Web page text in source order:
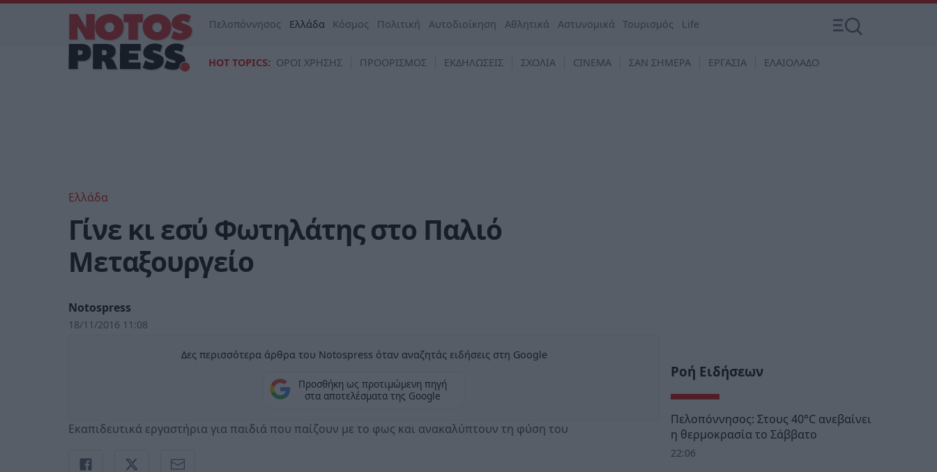
Πελοπόννησος Ελλάδα Κόσμος Πολιτική Αυτοδιοίκηση Αθλητικά Αστυνομικά Τουρισμός Life
HOT TOPICS: ΟΡΟΙ ΧΡΗΣΗΣ ΠΡΟΟΡΙΣΜΟΣ ΕΚΔΗΛΩΣΕΙΣ ΣΧΟΛΙΑ CINEMA ΣΑΝ ΣΗΜΕΡΑ ΕΡΓΑΣΙΑ ΕΛΑΙΟΛΑΔΟ
Ελλάδα
Γίνε κι εσύ Φωτηλάτης στο Παλιό
Μεταξουργείο
Notospress
18/11/2016 11:08
Δες περισσότερα άρθρα του Notospress όταν αναζητάς ειδήσεις στη Google
Προσθήκη ως προτιμώμενη πηγή
στα αποτελέσματα της Google
Εκαπιδευτικά εργαστήρια για παιδιά που παίζουν με το φως και ανακαλύπτουν τη φύση του
Ροή Ειδήσεων
Πελοπόννησος: Στους 40°C ανεβαίνει
η θερμοκρασία το Σάββατο
22:06